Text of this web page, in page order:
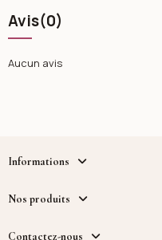
Avis(0)
Aucun avis
Informations
Nos produits
Contactez-nous